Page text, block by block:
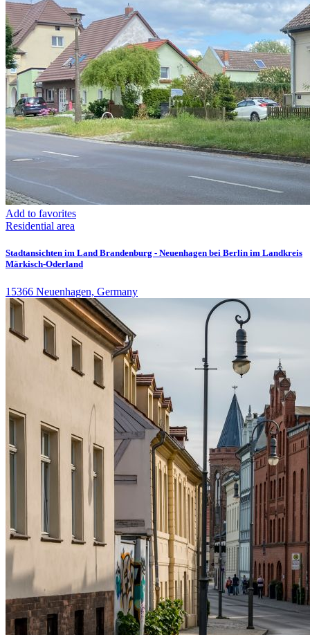
Add to favorites
Residential area
Stadtansichten im Land Brandenburg - Neuenhagen bei Berlin im Landkreis
Märkisch-Oderland
15366 Neuenhagen, Germany